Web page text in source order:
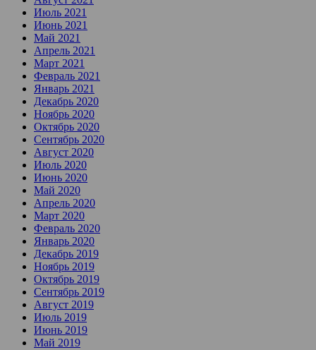
Июль 2021
Июнь 2021
Май 2021
Апрель 2021
Март 2021
Февраль 2021
Январь 2021
Декабрь 2020
Ноябрь 2020
Октябрь 2020
Сентябрь 2020
Август 2020
Июль 2020
Июнь 2020
Май 2020
Апрель 2020
Март 2020
Февраль 2020
Январь 2020
Декабрь 2019
Ноябрь 2019
Октябрь 2019
Сентябрь 2019
Август 2019
Июль 2019
Июнь 2019
Май 2019